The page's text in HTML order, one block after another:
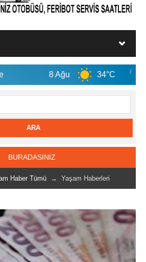
8 Ağu 34°C 9 Ağu
BURADASINIZ
Haber Tümü→ Yaşam Haberleri